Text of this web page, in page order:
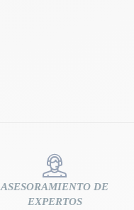
ASESORAMIENTO DE
EXPERTOS